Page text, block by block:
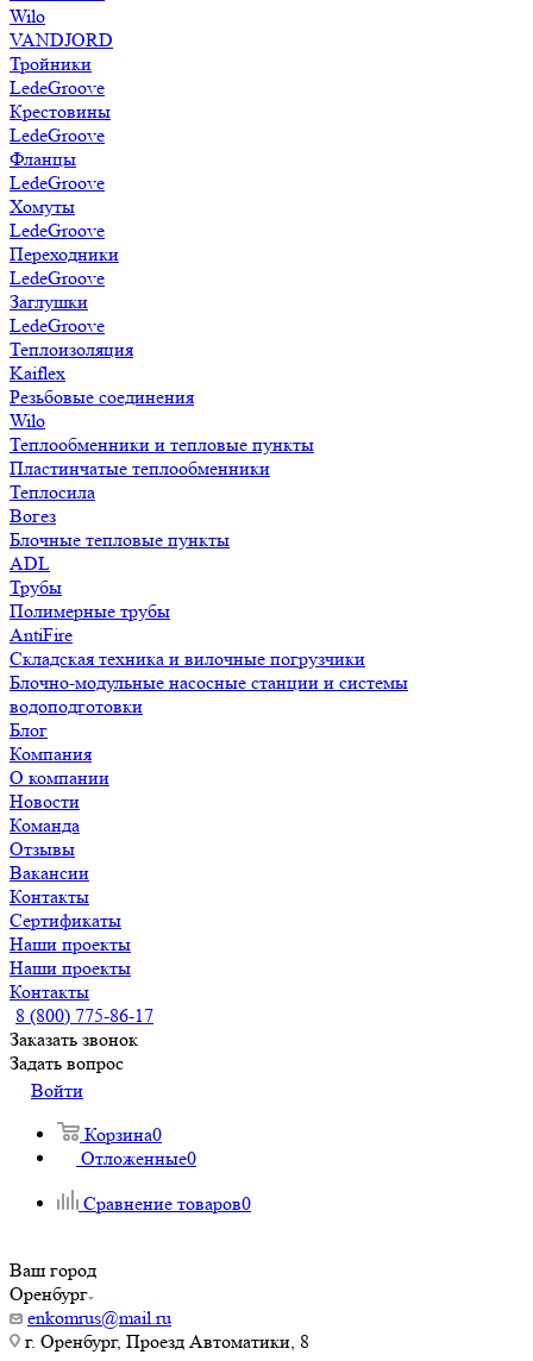
Wilo
VANDJORD
Тройники
LedeGroove
Крестовины
LedeGroove
Фланцы
LedeGroove
Хомуты
LedeGroove
Переходники
LedeGroove
Заглушки
LedeGroove
Теплоизоляция
Kaiflex
Резьбовые соединения
Wilo
Теплообменники и тепловые пункты
Пластинчатые теплообменники
Теплосила
Вогез
Блочные тепловые пункты
ADL
Трубы
Полимерные трубы
AntiFire
Складская техника и вилочные погрузчики
Блочно-модульные насосные станции и системы
водоподготовки
Блог
Компания
О компании
Новости
Команда
Отзывы
Вакансии
Контакты
Сертификаты
Наши проекты
Наши проекты
Контакты
8 (800) 775-86-17
Заказать звонок
Задать вопрос
Войти
Корзина0
Отложенные0
Сравнение товаров0
Ваш город
Оренбург
enkomrus@mail.ru
г. Оренбург, Проезд Автоматики, 8